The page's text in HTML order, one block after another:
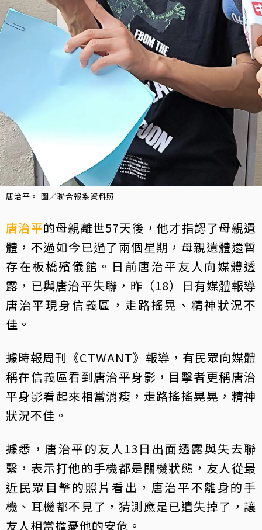
唐治平。 圖／聯合報系資料照
唐治平的母親離世57天後，他才指認了母親遺
體，不過如今已過了兩個星期，母親遺體還暫
存在板橋殯儀館。日前唐治平友人向媒體透
露，已與唐治平失聯，昨（18）日有媒體報導
唐治平現身信義區，走路搖晃、精神狀況不
佳。
據時報周刊《CTWANT》報導，有民眾向媒體
稱在信義區看到唐治平身影，目擊者更稱唐治
平身影看起來相當消瘦，走路搖搖晃晃，精神
狀況不佳。
據悉，唐治平的友人13日出面透露與失去聯
繫，表示打他的手機都是關機狀態，友人從最
近民眾目擊的照片看出，唐治平不離身的手
機、耳機都不見了，猜測應是已遺失掉了，讓
友人相當擔憂他的安危。